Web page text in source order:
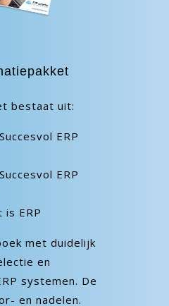
bestaat uit:
ERP
ERP
ERP
met duidelijk
en
systemen. De
en nadelen.